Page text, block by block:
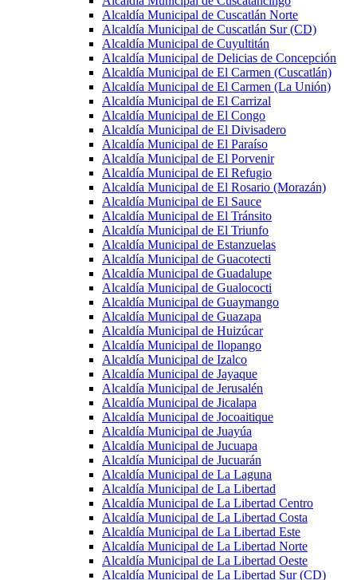
Alcaldía Municipal de Cuscatlán Norte
Alcaldía Municipal de Cuscatlán Sur (CD)
Alcaldía Municipal de Cuyultitán
Alcaldía Municipal de Delicias de Concepción
Alcaldía Municipal de El Carmen (Cuscatlán)
Alcaldía Municipal de El Carmen (La Unión)
Alcaldía Municipal de El Carrizal
Alcaldía Municipal de El Congo
Alcaldía Municipal de El Divisadero
Alcaldía Municipal de El Paraíso
Alcaldía Municipal de El Porvenir
Alcaldía Municipal de El Refugio
Alcaldía Municipal de El Rosario (Morazán)
Alcaldía Municipal de El Sauce
Alcaldía Municipal de El Tránsito
Alcaldía Municipal de El Triunfo
Alcaldía Municipal de Estanzuelas
Alcaldía Municipal de Guacotecti
Alcaldía Municipal de Guadalupe
Alcaldía Municipal de Gualococti
Alcaldía Municipal de Guaymango
Alcaldía Municipal de Guazapa
Alcaldía Municipal de Huizúcar
Alcaldía Municipal de Ilopango
Alcaldía Municipal de Izalco
Alcaldía Municipal de Jayaque
Alcaldía Municipal de Jerusalén
Alcaldía Municipal de Jicalapa
Alcaldía Municipal de Jocoaitique
Alcaldía Municipal de Juayúa
Alcaldía Municipal de Jucuapa
Alcaldía Municipal de Jucuarán
Alcaldía Municipal de La Laguna
Alcaldía Municipal de La Libertad
Alcaldía Municipal de La Libertad Centro
Alcaldía Municipal de La Libertad Costa
Alcaldía Municipal de La Libertad Este
Alcaldía Municipal de La Libertad Norte
Alcaldía Municipal de La Libertad Oeste
Alcaldía Municipal de La Libertad Sur (CD)